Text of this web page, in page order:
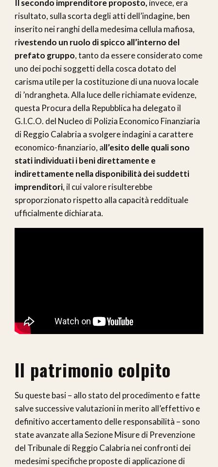
Il secondo imprenditore proposto, invece, era
risultato, sulla scorta degli atti dell’indagine, ben
inserito nei ranghi della medesima cellula mafiosa,
rivestendo un ruolo di spicco all’interno del
prefato gruppo, tanto da essere considerato come
uno dei pochi soggetti della cosca dotato del
carisma utile per la costituzione di una nuova locale
di ’ndrangheta. Alla luce delle richiamate evidenze,
questa Procura della Repubblica ha delegato il
G.I.C.O. del Nucleo di Polizia Economico Finanziaria
di Reggio Calabria a svolgere indagini a carattere
economico-finanziario, all’esito delle quali sono
stati individuati i beni direttamente e
indirettamente nella disponibilità dei suddetti
imprenditori, il cui valore risulterebbe
sproporzionato rispetto alla capacità reddituale
ufficialmente dichiarata.
Il patrimonio colpito
Su queste basi – allo stato del procedimento e fatte
salve successive valutazioni in merito all’effettivo e
definitivo accertamento delle responsabilità – sono
state avanzate alla Sezione Misure di Prevenzione
del Tribunale di Reggio Calabria nei confronti dei
medesimi specifiche proposte di applicazione di